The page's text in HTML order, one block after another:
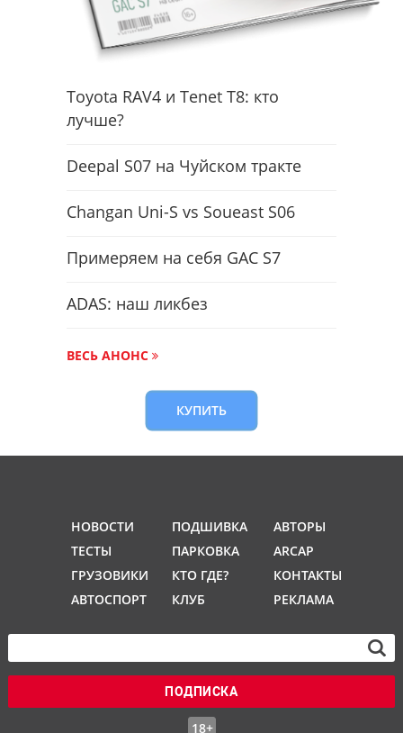
Toyota RAV4 и Tenet T8: кто
лучше?
Deepal S07 на Чуйском тракте
Changan Uni-S vs Soueast S06
Примеряем на себя GAC S7
ADAS: наш ликбез
ВЕСЬ АНОНС
КУПИТЬ
НОВОСТИ
ТЕСТЫ
ГРУЗОВИКИ
АВТОСПОРТ
ПОДШИВКА
ПАРКОВКА
КТО ГДЕ?
КЛУБ
АВТОРЫ
ARCAP
КОНТАКТЫ
РЕКЛАМА
ПОДПИСКА
18+